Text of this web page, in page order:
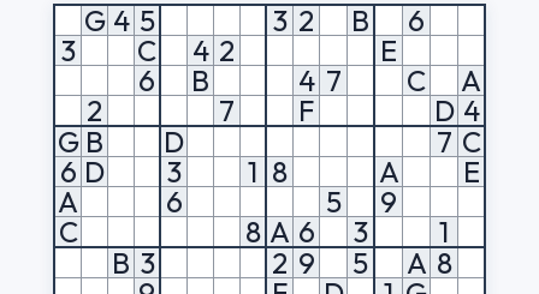
G 4 5 3 2 B
6
3
C 4 2
E
6
B 4 7 C
A
2
7 F D 4
G B D 7 C
6 D 3 1 8 A
E
A
6 5
9
C
8 A 6 3
1
B 3 2 9 5 A 8